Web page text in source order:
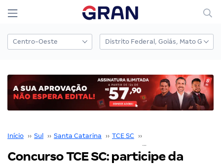
Início ›› Sul ›› Santa Catarina ›› TCE SC ››
Concurso TCE SC: participe da